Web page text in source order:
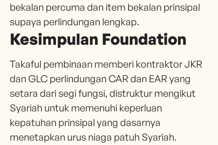
bekalan percuma dan item bekalan prinsipal
supaya perlindungan lengkap.
Kesimpulan Foundation
Takaful pembinaan memberi kontraktor JKR
dan GLC perlindungan CAR dan EAR yang
setara dari segi fungsi, distruktur mengikut
Syariah untuk memenuhi keperluan
kepatuhan prinsipal yang dasarnya
menetapkan urus niaga patuh Syariah.